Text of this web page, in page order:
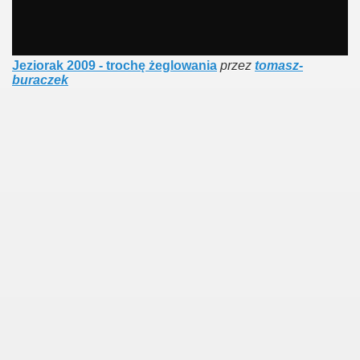
Jeziorak 2009 - trochę żeglowania przez tomasz-
buraczek